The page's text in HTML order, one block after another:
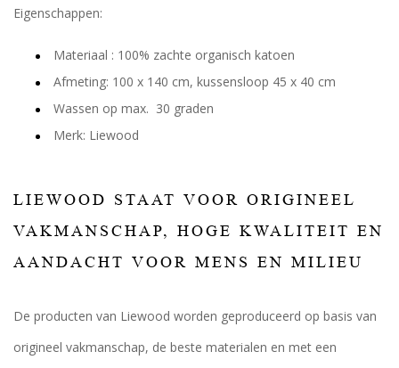
Eigenschappen:
Materiaal : 100% zachte organisch katoen
Afmeting: 100 x 140 cm, kussensloop 45 x 40 cm
Wassen op max. 30 graden
Merk: Liewood
LIEWOOD STAAT VOOR ORIGINEEL
VAKMANSCHAP, HOGE KWALITEIT EN
AANDACHT VOOR MENS EN MILIEU
De producten van Liewood worden geproduceerd op basis van
origineel vakmanschap, de beste materialen en met een